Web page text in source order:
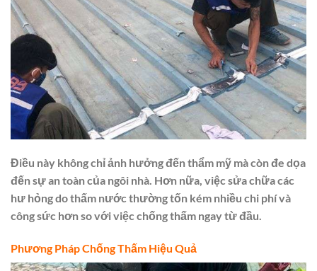
Điều này không chỉ ảnh hưởng đến thẩm mỹ mà còn đe dọa
đến sự an toàn của ngôi nhà. Hơn nữa, việc sửa chữa các
hư hỏng do thấm nước thường tốn kém nhiều chi phí và
công sức hơn so với việc chống thấm ngay từ đầu.
Phương Pháp Chống Thấm Hiệu Quả